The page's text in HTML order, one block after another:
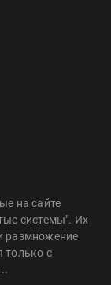
на сайте
системы". Их
размножение
только с